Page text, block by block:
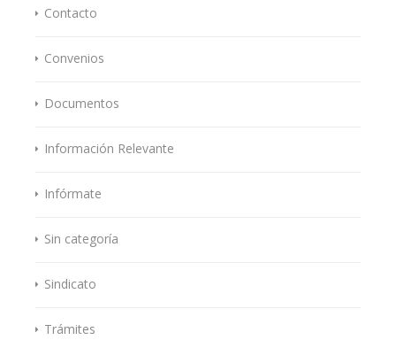
Contacto
Convenios
Documentos
Información Relevante
Infórmate
Sin categoría
Sindicato
Trámites